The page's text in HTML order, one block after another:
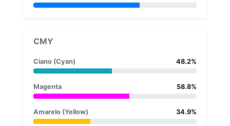
CMY
Ciano (Cyan) 48.2%
Magenta 58.8%
Amarelo (Yellow) 34.9%